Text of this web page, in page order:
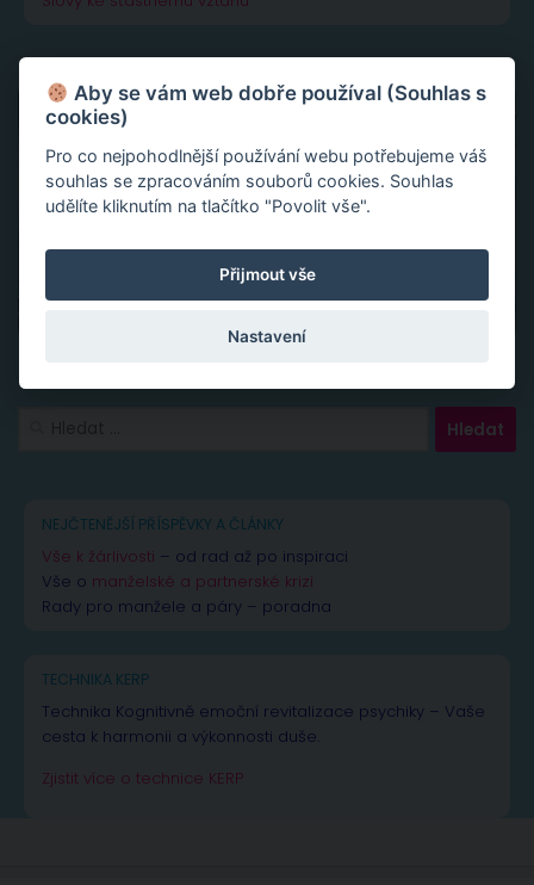
NEJČTENĚJŠÍ PŘÍSPĚVKY A ČLÁNKY
Vše k žárlivosti – od rad až po inspiraci
Vše o manželské a partnerské krizi
Rady pro manžele a páry – poradna
TECHNIKA KERP
Technika Kognitivně emoční revitalizace psychiky – Vaše
cesta k harmonii a výkonnosti duše.
Zjistit více o technice KERP
Aby se vám web dobře používal (Souhlas s
cookies)
Pro co nejpohodlnější používání webu potřebujeme váš
souhlas se zpracováním souborů cookies. Souhlas
udělíte kliknutím na tlačítko "Povolit vše".
Přijmout vše
Nastavení